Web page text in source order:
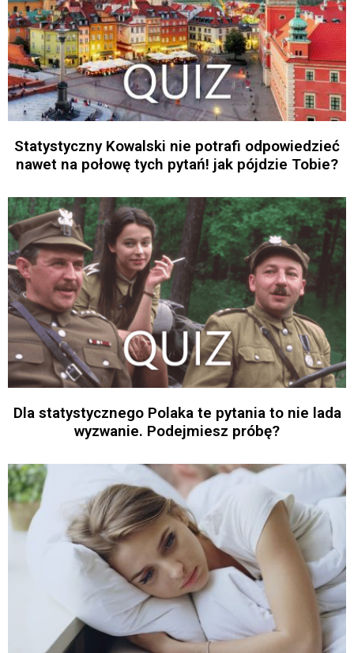
Statystyczny Kowalski nie potrafi odpowiedzieć
nawet na połowę tych pytań! jak pójdzie Tobie?
Dla statystycznego Polaka te pytania to nie lada
wyzwanie. Podejmiesz próbę?